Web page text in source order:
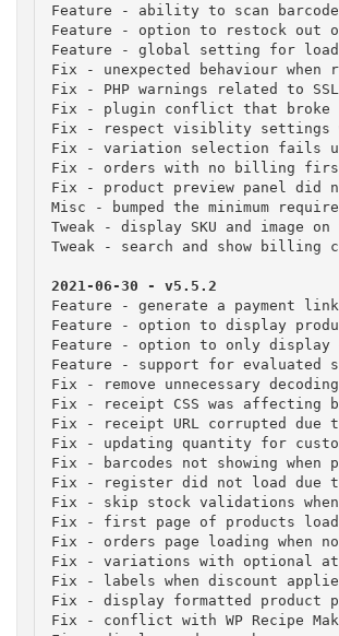
Feature - ability to scan
Feature - option to restock out
Feature - global setting for
Fix - unexpected behaviour
Fix - PHP warnings related to
Fix - plugin conflict that broke
Fix - respect visiblity settings
Fix - variation selection fails
Fix - orders with no billing first
Fix - product preview panel did
Misc - bumped the minimum
Tweak - display SKU and image
Tweak - search and show billing
Feature - generate a payment
Feature - option to display
Feature - option to only display
Feature - support for evaluated
Fix - remove unnecessary
Fix - receipt CSS was affecting
Fix - receipt URL corrupted due
Fix - updating quantity for
Fix - barcodes not showing
Fix - register did not load
Fix - skip stock validations when
Fix - first page of products
Fix - orders page loading when no
Fix - variations with optional
Fix - labels when discount
Fix - display formatted product
Fix - conflict with WP Recipe